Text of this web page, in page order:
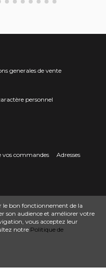
generales de vente
personnel
vos commandes
Adresses
Borne
0624436257
All Rights Reserved.
le bon fonctionnement de la
son audience et améliorer votre
vous acceptez leur
notre Politique de